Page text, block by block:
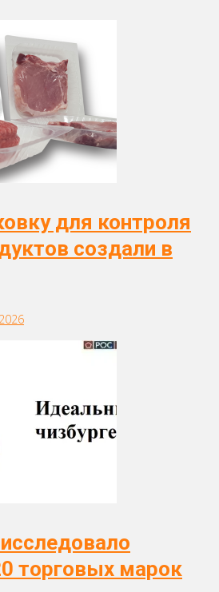
для контроля
создали в
торговых марок